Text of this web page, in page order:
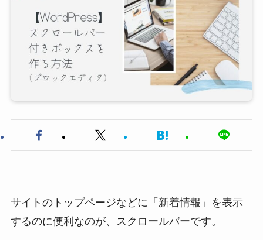
サイトのトップページなどに「新着情報」を表示
するのに便利なのが、スクロールバーです。